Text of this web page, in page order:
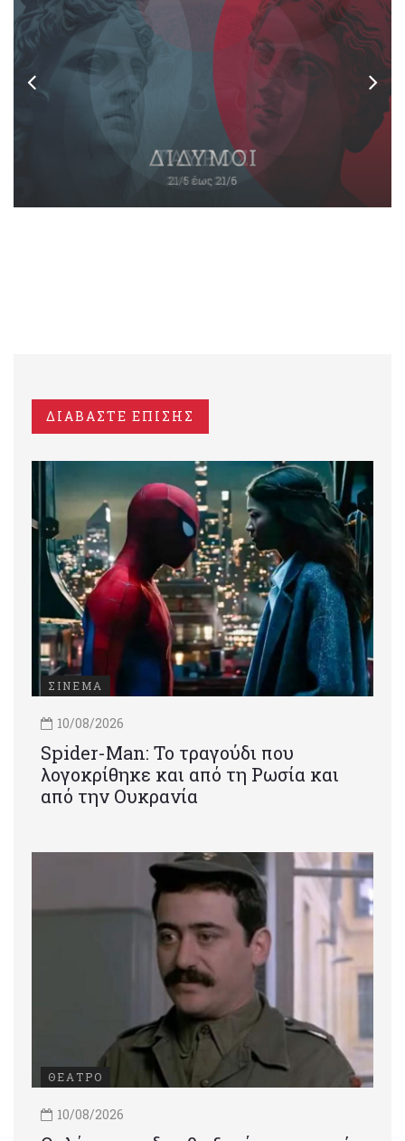
ΔΙΑΒΑΣΤΕ ΕΠΙΣΗΣ
ΣΙΝΕΜΑ
10/08/2026
Spider-Man: Το τραγούδι που
λογοκρίθηκε και από τη Ρωσία και
από την Ουκρανία
ΘΕΑΤΡΟ
10/08/2026